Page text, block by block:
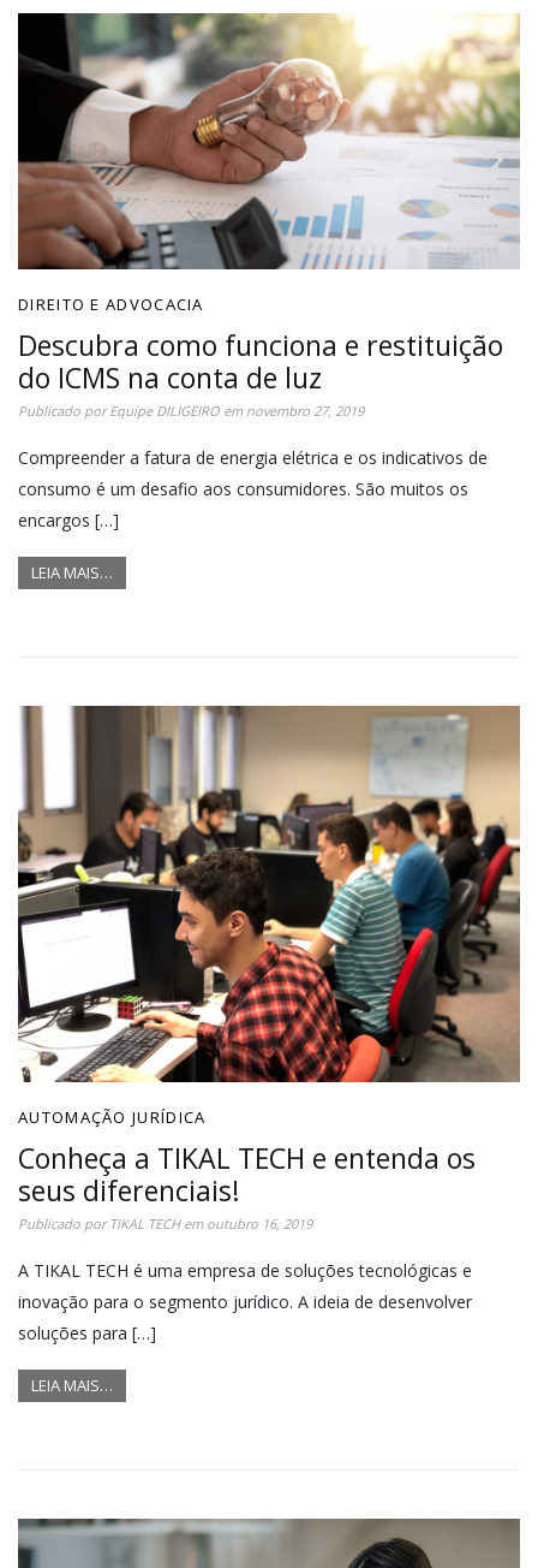
DIREITO E ADVOCACIA
Descubra como funciona e restituição
do ICMS na conta de luz
Publicado porEquipe DILIGEIRO em novembro 27, 2019
Compreender a fatura de energia elétrica e os indicativos de
consumo é um desafio aos consumidores. São muitos os
encargos […]
LEIA MAIS…
AUTOMAÇÃO JURÍDICA
Conheça a TIKAL TECH e entenda os
seus diferenciais!
Publicado por TIKAL TECHem outubro 16, 2019
A TIKAL TECH é uma empresa de soluções tecnológicas e
inovação para o segmento jurídico. A ideia de desenvolver
soluções para […]
LEIA MAIS…